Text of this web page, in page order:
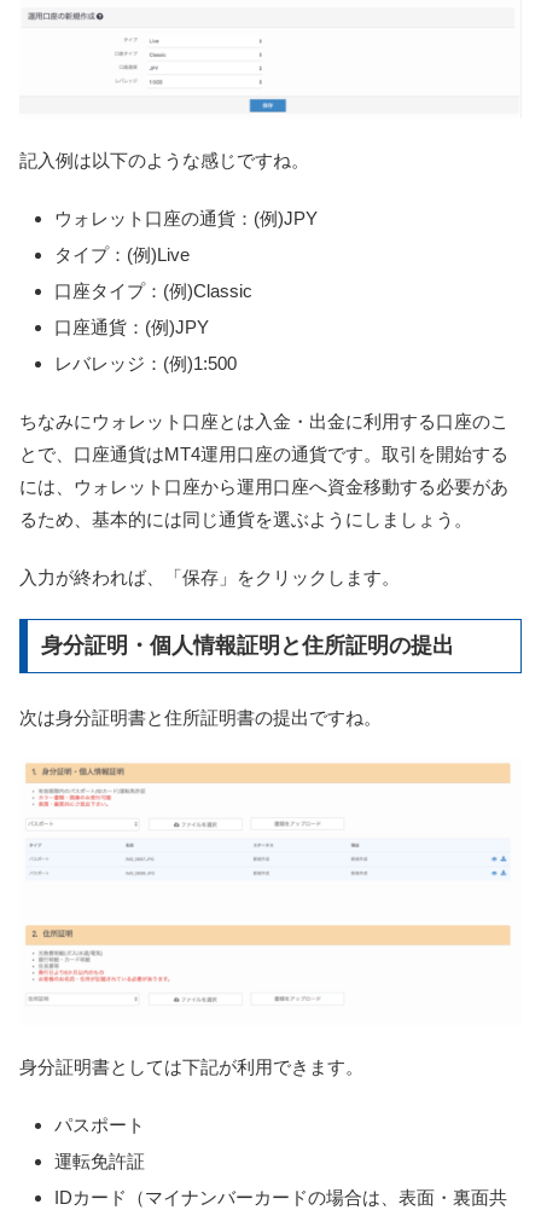
記入例は以下のような感じですね。
ウォレット口座の通貨：(例)JPY
タイプ：(例)Live
口座タイプ：(例)Classic
口座通貨：(例)JPY
レバレッジ：(例)1:500
ちなみにウォレット口座とは入金・出金に利用する口座のこ
とで、口座通貨はMT4運用口座の通貨です。取引を開始する
には、ウォレット口座から運用口座へ資金移動する必要があ
るため、基本的には同じ通貨を選ぶようにしましょう。
入力が終われば、「保存」をクリックします。
身分証明・個人情報証明と住所証明の提出
次は身分証明書と住所証明書の提出ですね。
身分証明書としては下記が利用できます。
パスポート
運転免許証
IDカード（マイナンバーカードの場合は、表面・裏面共